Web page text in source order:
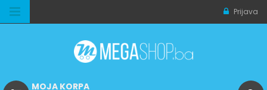
Prijava
MOJA KORPA